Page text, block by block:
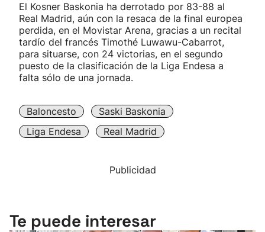
El Kosner Baskonia ha derrotado por 83-88 al
Real Madrid, aún con la resaca de la final europea
perdida, en el Movistar Arena, gracias a un recital
tardío del francés Timothé Luwawu-Cabarrot,
para situarse, con 24 victorias, en el segundo
puesto de la clasificación de la Liga Endesa a
falta sólo de una jornada.
Baloncesto
Saski Baskonia
Liga Endesa
Real Madrid
Publicidad
Te puede interesar